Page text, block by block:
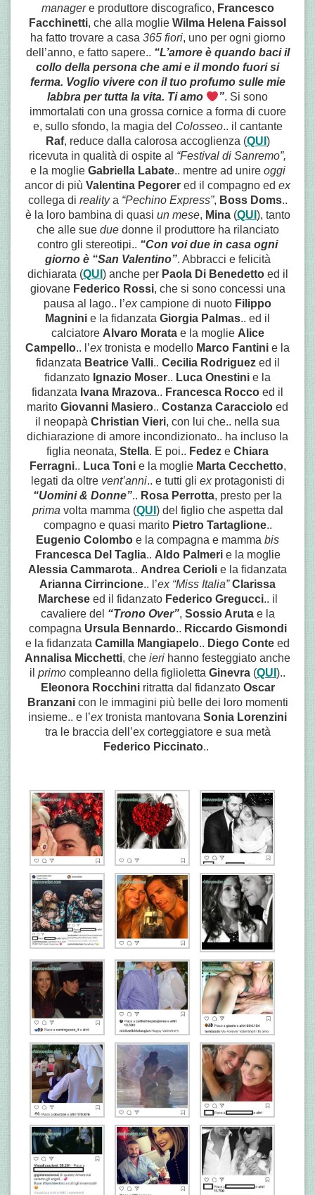
managere produttore discografico, Francesco
Facchinetti, che alla moglie Wilma Helena Faissol
ha fatto trovare a casa 365 fiori, uno per ogni giorno
dell’anno, e fatto sapere.. “L’amore è quando baci il
collo della persona che ami e il mondo fuori si
ferma. Voglio vivere con il tuo profumo sulle mie
labbra per tutta la vita. Ti amo
”. Si sono
immortalati con una grossa cornice a forma di cuore
e, sullo sfondo, la magia del Colosseo.. il cantante
Raf, reduce dalla calorosa accoglienza (QUI )
ricevuta in qualità di ospite al “Festival di Sanremo”,
e la moglie Gabriella Labate.. mentre ad unireoggi
ancor di più Valentina Pegorer ed il compagno ed ex
collega di realitya “Pechino Express”, Boss Doms..
è la loro bambina di quasi un mese, Mina(QUI ), tanto
che alle sueduedonne il produttore ha rilanciato
contro gli stereotipi.. “Con voi due in casa ogni
giorno è “San Valentino”. Abbracci e felicità
dichiarata (QUI ) anche per Paola Di Benedettoed il
giovane Federico Rossi, che si sono concessi una
pausa al lago.. l’excampione di nuoto Filippo
Magnini e la fidanzata Giorgia Palmas.. ed il
calciatore Alvaro Moratae la moglie Alice
Campello.. l’extronista e modello Marco Fantini e la
fidanzata Beatrice Valli.. Cecilia Rodriguezed il
fidanzato Ignazio Moser.. Luca Onestini e la
fidanzata Ivana Mrazova.. Francesca Rocco ed il
marito Giovanni Masiero.. Costanza Caracciolo ed
il neopapà Christian Vieri, con lui che.. nella sua
dichiarazione di amore incondizionato.. ha incluso la
figlia neonata, Stella. E poi.. Fedez e Chiara
Ferragni.. Luca Tonie la moglie Marta Cecchetto,
legati da oltre vent’anni.. e tutti gli exprotagonisti di
“Uomini & Donne”.. Rosa Perrotta, presto per la
prima volta mamma (QUI ) del figlio che aspetta dal
compagno e quasi marito Pietro Tartaglione..
Eugenio Colombo e la compagna e mamma bis
Francesca Del Taglia.. Aldo Palmerie la moglie
Alessia Cammarota.. Andrea Cerioli e la fidanzata
Arianna Cirrincione.. l’ex “Miss Italia” Clarissa
Marcheseed il fidanzato Federico Gregucci.. il
cavaliere del “Trono Over”, Sossio Arutae la
compagna Ursula Bennardo.. Riccardo Gismondi
e la fidanzata Camilla Mangiapelo.. Diego Conte ed
Annalisa Micchetti, che ieri hanno festeggiato anche
il primo compleanno della figlioletta Ginevra (QUI )..
Eleonora Rocchiniritratta dal fidanzato Oscar
Branzanicon le immagini più belle dei loro momenti
insieme.. e l’extronista mantovana Sonia Lorenzini
tra le braccia dell’ex corteggiatore e sua metà
Federico Piccinato..